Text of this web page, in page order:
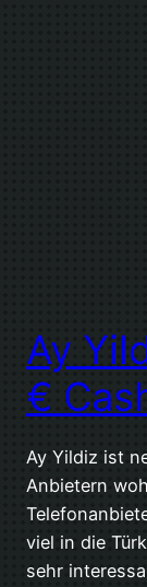
Ay
€
Ay Yildiz ist
Anbietern
viel in die
sehr